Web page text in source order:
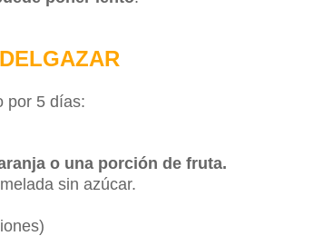
por 5 días:
o una porción de fruta.
sin azúcar.